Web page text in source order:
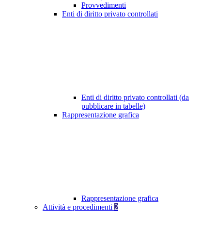
Provvedimenti
Enti di diritto privato controllati
Enti di diritto privato controllati (da
pubblicare in tabelle)
Rappresentazione grafica
Rappresentazione grafica
Attività e procedimenti 2